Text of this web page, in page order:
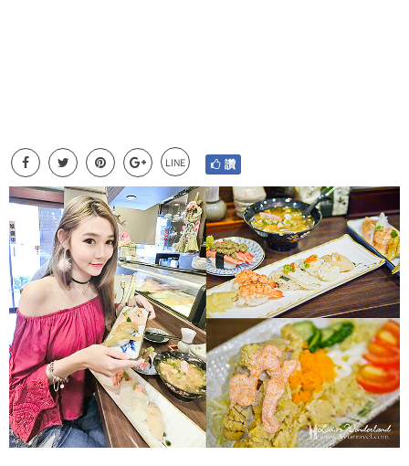
LINE 讚